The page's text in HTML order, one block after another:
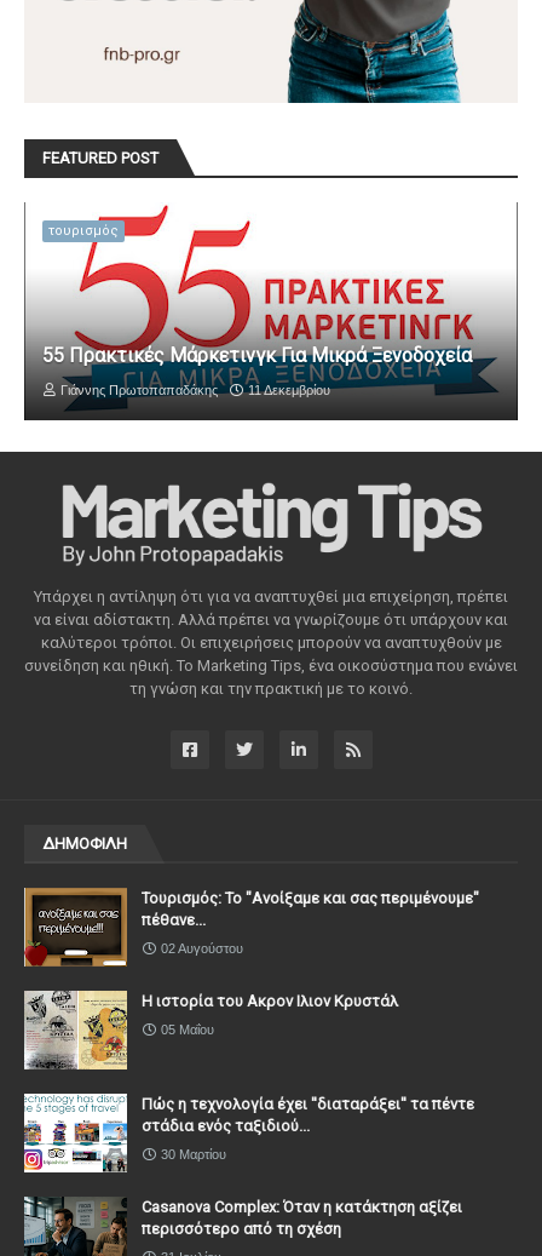
FEATURED POST
τουρισμός
55 Πρακτικές Μάρκετινγκ Για Μικρά Ξενοδοχεία
Γιάννης Πρωτοπαπαδάκης 11 Δεκεμβρίου
Υπάρχει η αντίληψη ότι για να αναπτυχθεί μια επιχείρηση, πρέπει
να είναι αδίστακτη. Αλλά πρέπει να γνωρίζουμε ότι υπάρχουν και
καλύτεροι τρόποι. Οι επιχειρήσεις μπορούν να αναπτυχθούν με
συνείδηση ​​και ηθική. Το Marketing Tips, ένα οικοσύστημα που ενώνει
τη γνώση και την πρακτική με το κοινό.
ΔΗΜΟΦΙΛΗ
Τουρισμός: Το "Ανοίξαμε και σας περιμένουμε"
πέθανε...
02 Αυγούστου
Η ιστορία του Ακρον Ιλιον Κρυστάλ
05 Μαΐου
Πώς η τεχνολογία έχει ''διαταράξει'' τα πέντε
στάδια ενός ταξιδιού...
30 Μαρτίου
Casanova Complex: Όταν η κατάκτηση αξίζει
περισσότερο από τη σχέση